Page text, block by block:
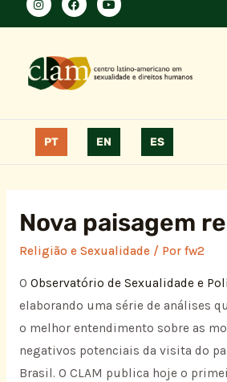
PT EN ES
Nova paisagem
Religião e Sexualidade/ Por fw2
O Observatório de Sexualidade e
elaborando uma série de análises
o melhor entendimento sobre as
negativos potenciais da visita do
Brasil. O CLAM publica hoje o